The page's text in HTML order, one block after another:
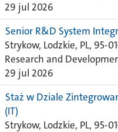
29 jul 2026
Senior R&D System
Strykow, Lodzkie, PL, 95-
Research and
29 jul 2026
Staż w Dziale
(IT)
Strykow, Lodzkie, PL, 95-